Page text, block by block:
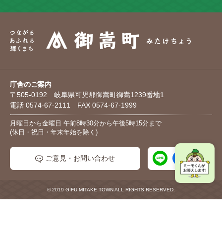
庁舎のご案内
〒505-0192 岐阜県可児郡御嵩町御嵩1239番地1
電話 0574-67-2111 FAX 0574-67-1999
月曜日から金曜日 午前8時30分から午後5時15分まで
(休日・祝日・年末年始を除く)
ご意見・お問い合わせ
© 2019 GIFU MITAKE TOWN ALL RIGHTS RESERVED.